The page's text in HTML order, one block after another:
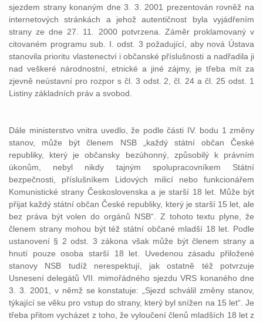
sjezdem strany konaným dne 3. 3. 2001 prezentován rovněž na
internetových stránkách a jehož autentičnost byla vyjádřením
strany ze dne 27. 11. 2000 potvrzena. Záměr proklamovaný v
citovaném programu sub. I. odst. 3 požadující, aby nová Ústava
stanovila prioritu vlastenectví i občanské příslušnosti a nadřadila ji
nad veškeré národnostní, etnické a jiné zájmy, je třeba mít za
zjevně neústavní pro rozpor s čl. 3 odst. 2, čl. 24 a čl. 25 odst. 1
Listiny základních práv a svobod.
Dále ministerstvo vnitra uvedlo, že podle části IV. bodu 1 změny
stanov, může být členem NSB „každý státní občan České
republiky, který je občansky bezúhonný, způsobilý k právním
úkonům, nebyl nikdy tajným spolupracovníkem Státní
bezpečnosti, příslušníkem Lidových milicí nebo funkcionářem
Komunistické strany Československa a je starší 18 let. Může být
přijat každý státní občan České republiky, který je starší 15 let, ale
bez práva být volen do orgánů NSB“. Z tohoto textu plyne, že
členem strany mohou být též státní občané mladší 18 let. Podle
ustanovení § 2 odst. 3 zákona však může být členem strany a
hnutí pouze osoba starší 18 let. Uvedenou zásadu přiložené
stanovy NSB tudíž nerespektují, jak ostatně též potvrzuje
Usnesení delegátů VII. mimořádného sjezdu VRS konaného dne
3. 3. 2001, v němž se konstatuje: „Sjezd schválil změny stanov,
týkající se věku pro vstup do strany, který byl snížen na 15 let“. Je
třeba přitom vycházet z toho, že vyloučení členů mladších 18 let z